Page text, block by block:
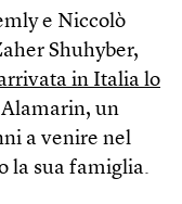
e Niccolò
Shuhyber,
in Italia lo
un
a venire nel
la sua famiglia.